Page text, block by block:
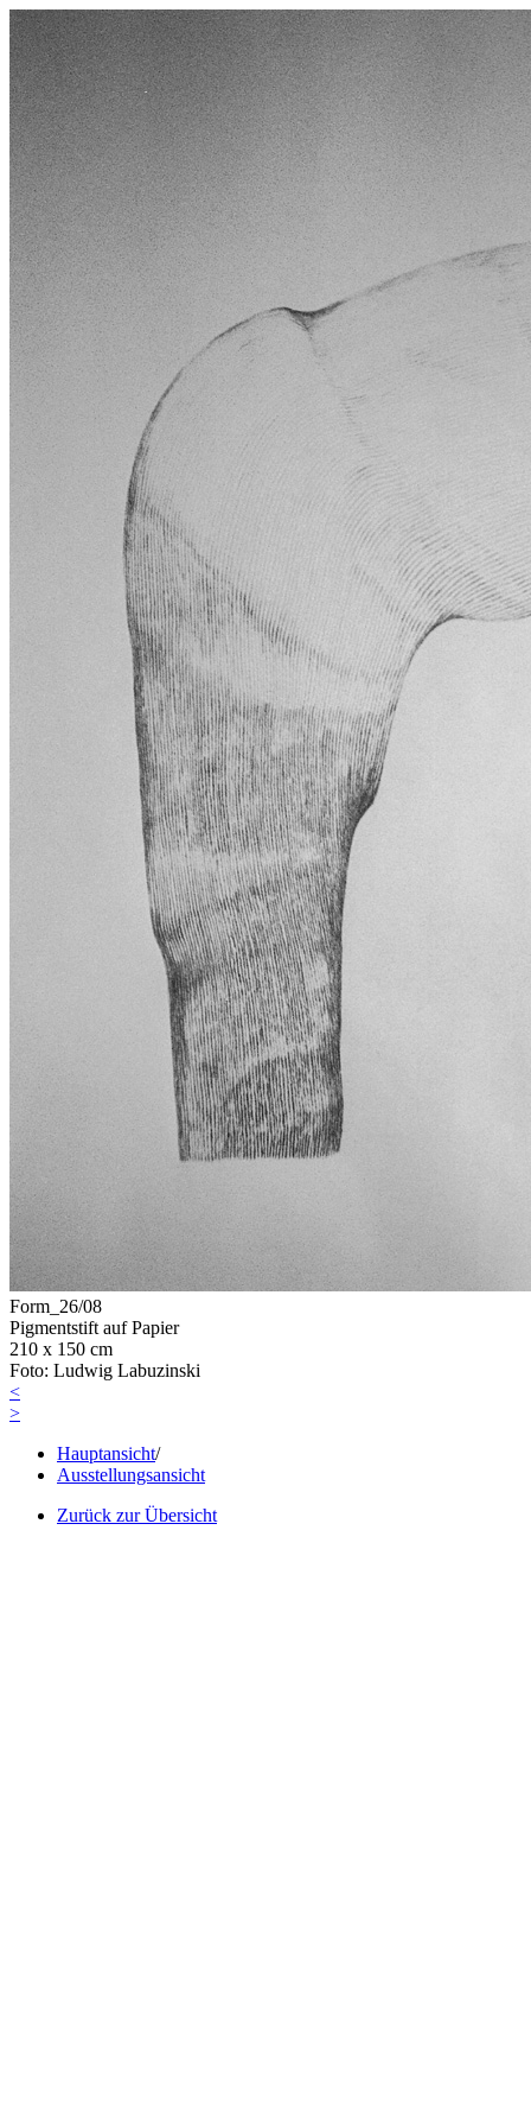
Form_26/08
Pigmentstift auf Papier
210 x 150 cm
Foto: Ludwig Labuzinski
<
>
Hauptansicht/
Ausstellungsansicht
Zurück zur Übersicht